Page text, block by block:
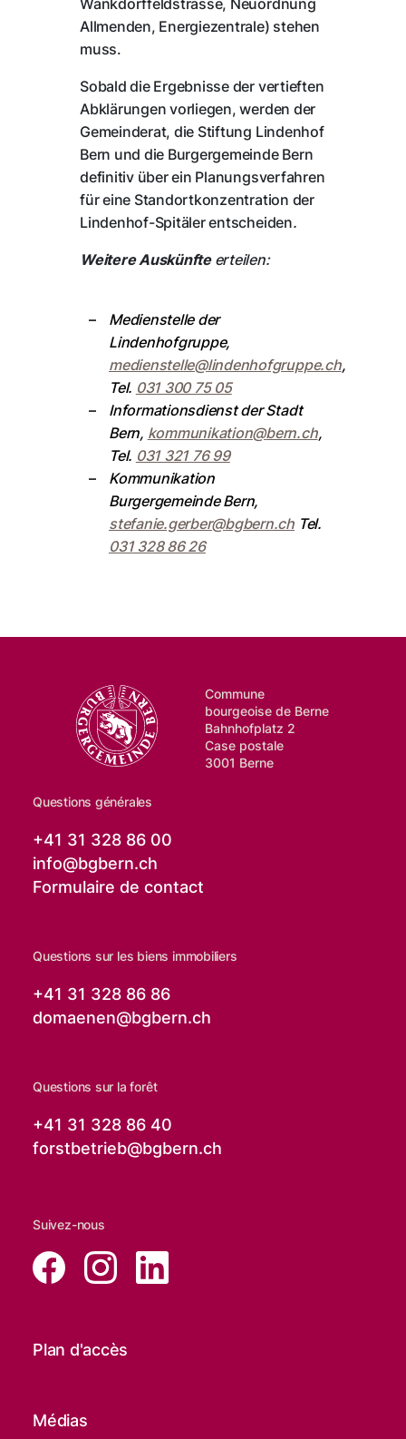
Allmenden, Energiezentrale) stehen
muss.
Sobald die Ergebnisse der vertieften
Abklärungen vorliegen, werden der
Gemeinderat, die Stiftung Lindenhof
Bern und die Burgergemeinde Bern
definitiv über ein Planungsverfahren
für eine Standortkonzentration der
Lindenhof-Spitäler entscheiden.
Weitere Auskünfteerteilen:
Medienstelle der
Lindenhofgruppe,
medienstelle@lindenhofgruppe.ch,
Tel. 031 300 75 05
Informationsdienst der Stadt
Bern, kommunikation@bern.ch,
Tel. 031 321 76 99
Kommunikation
Burgergemeinde Bern,
stefanie.gerber@bgbern.ch Tel.
031 328 86 26
Commune
bourgeoise de Berne
Bahnhofplatz 2
Case postale
3001 Berne
Questions générales
+41 31 328 86 00
info@bgbern.ch
Formulaire de contact
Questions sur les biens immobiliers
+41 31 328 86 86
domaenen@bgbern.ch
Questions sur la forêt
+41 31 328 86 40
forstbetrieb@bgbern.ch
Suivez-nous
Plan d'accès
Médias